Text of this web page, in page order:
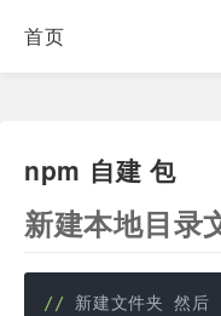
首页
npm 自建 包
新建本地目录
//